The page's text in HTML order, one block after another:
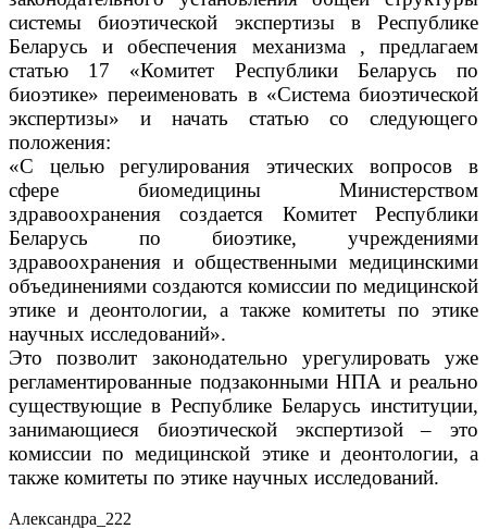
системы биоэтической экспертизы в Республике
Беларусь и обеспечения механизма , предлагаем
статью 17 «Комитет Республики Беларусь по
биоэтике» переименовать в «Система биоэтической
экспертизы» и начать статью со следующего
положения:
«С целью регулирования этических вопросов в
сфере биомедицины Министерством
здравоохранения создается Комитет Республики
Беларусь по биоэтике, учреждениями
здравоохранения и общественными медицинскими
объединениями создаются комиссии по медицинской
этике и деонтологии, а также комитеты по этике
научных исследований».
Это позволит законодательно урегулировать уже
регламентированные подзаконными НПА и реально
существующие в Республике Беларусь институции,
занимающиеся биоэтической экспертизой – это
комиссии по медицинской этике и деонтологии, а
также комитеты по этике научных исследований.
Александра_222